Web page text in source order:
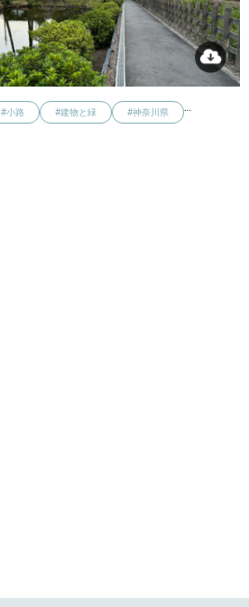
#小路 #建物と緑 #神奈川県 …